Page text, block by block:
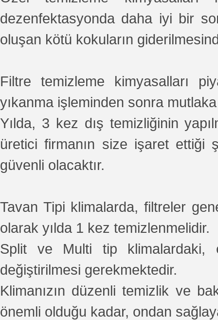
dezenfektasyonda daha iyi bir
oluşan kötü kokuların
Filtre temizleme kimyasalları
yıkanma işleminden sonra mutlaka
Yılda, 3 kez dış temizliğinin
üretici firmanın size işaret ettiği
güvenli olacaktır.
Tavan Tipi klimalarda, filtreler
olarak yılda 1 kez temizlenmelidir.
Split ve Multi tip klimalardaki,
değiştirilmesi gerekmektedir.
Klimanızın düzenli temizlik ve
önemli olduğu kadar, ondan